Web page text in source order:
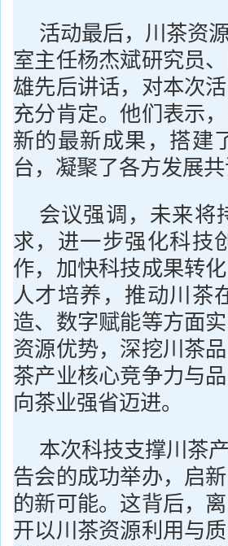
活动最后，川茶资
室主任杨杰斌研究员
雄先后讲话，对本次
充分肯定。他们表示
新的最新成果，搭建
台，凝聚了各方发展共
会议强调，未来将
求，进一步强化科技
作，加快科技成果转
人才培养，推动川茶
造、数字赋能等方面
资源优势，深挖川茶
茶产业核心竞争力与
向茶业强省迈进。
本次科技支撑川茶
告会的成功举办，启
的新可能。这背后，
开以川茶资源利用与